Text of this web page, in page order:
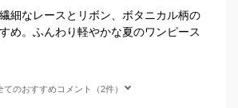
細なレースとリボン、ボタニカル柄の
め。ふんわり軽やかな夏のワンピース
てのおすすめコメント（2件）